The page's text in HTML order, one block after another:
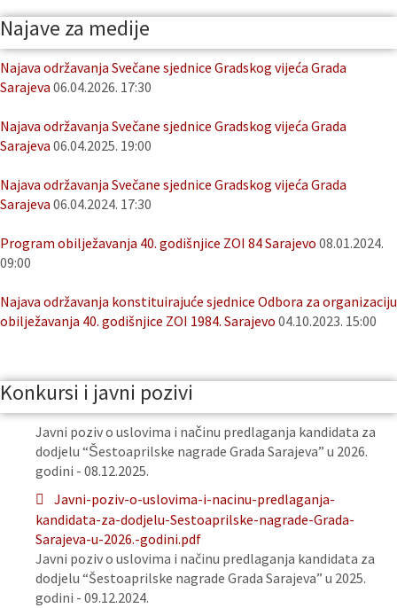
Najave za medije
Najava održavanja Svečane sjednice Gradskog vijeća Grada
Sarajeva 06.04.2026. 17:30
Najava održavanja Svečane sjednice Gradskog vijeća Grada
Sarajeva 06.04.2025. 19:00
Najava održavanja Svečane sjednice Gradskog vijeća Grada
Sarajeva 06.04.2024. 17:30
Program obilježavanja 40. godišnjice ZOI 84 Sarajevo 08.01.2024.
09:00
Najava održavanja konstituirajuće sjednice Odbora za organizaciju
obilježavanja 40. godišnjice ZOI 1984. Sarajevo 04.10.2023. 15:00
Konkursi i javni pozivi
Javni poziv o uslovima i načinu predlaganja kandidata za
dodjelu “Šestoaprilske nagrade Grada Sarajeva” u 2026.
godini - 08.12.2025.
Javni-poziv-o-uslovima-i-nacinu-predlaganja-
kandidata-za-dodjelu-Sestoaprilske-nagrade-Grada-
Sarajeva-u-2026.-godini.pdf
Javni poziv o uslovima i načinu predlaganja kandidata za
dodjelu “Šestoaprilske nagrade Grada Sarajeva” u 2025.
godini - 09.12.2024.